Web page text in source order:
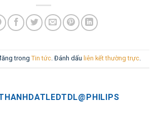
trong Tin tức. Đánh dấu liên kết thường trực.